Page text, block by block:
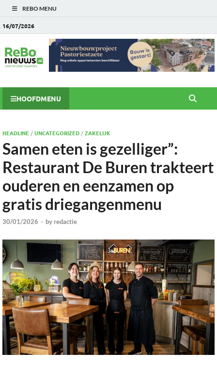
REBO MENU
16/07/2026
HOOFDMENU
HEADLINE/UNCATEGORIZED/ZAKELIJK
Samen eten is gezelliger”:
Restaurant De Buren trakteert
ouderen en eenzamen op
gratis driegangenmenu
30/01/2026 - by redactie